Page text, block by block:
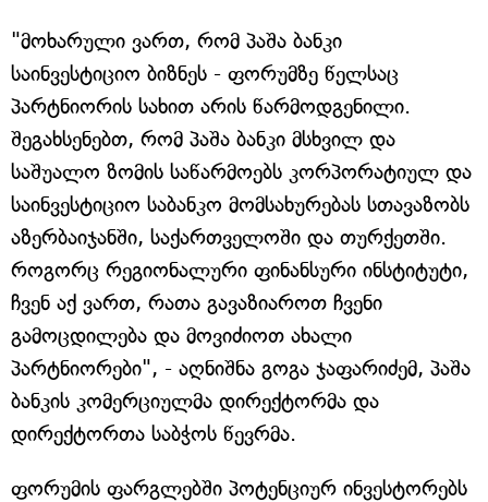
"მოხარული ვართ, რომ პაშა ბანკი
საინვესტიციო ბიზნეს - ფორუმზე წელსაც
პარტნიორის სახით არის წარმოდგენილი.
შეგახსენებთ, რომ პაშა ბანკი მსხვილ და
საშუალო ზომის საწარმოებს კორპორატიულ და
საინვესტიციო საბანკო მომსახურებას სთავაზობს
აზერბაიჯანში, საქართველოში და თურქეთში.
როგორც რეგიონალური ფინანსური ინსტიტუტი,
ჩვენ აქ ვართ, რათა გავაზიაროთ ჩვენი
გამოცდილება და მოვიძიოთ ახალი
პარტნიორები", - აღნიშნა გოგა ჯაფარიძემ, პაშა
ბანკის კომერციულმა დირექტორმა და
დირექტორთა საბჭოს წევრმა.
ფორუმის ფარგლებში პოტენციურ ინვესტორებს